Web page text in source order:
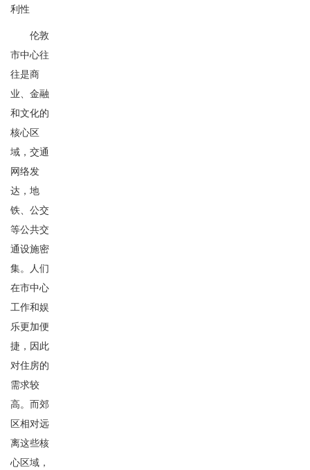
利性
伦敦
市中心往
往是商
业、金融
和文化的
核心区
域，交通
网络发
达，地
铁、公交
等公共交
通设施密
集。人们
在市中心
工作和娱
乐更加便
捷，因此
对住房的
需求较
高。而郊
区相对远
离这些核
心区域，